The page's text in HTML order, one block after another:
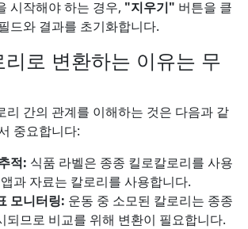
시작해야 하는 경우, "지우기" 버튼을 클
드와 결과를 초기화합니다.
로 변환하는 이유는 무
리 간의 관계를 이해하는 것은 다음과 같
중요합니다:
적: 식품 라벨은 종종 킬로칼로리를 사용
과 자료는 칼로리를 사용합니다.
모니터링: 운동 중 소모된 칼로리는 종종
되므로 비교를 위해 변환이 필요합니다.